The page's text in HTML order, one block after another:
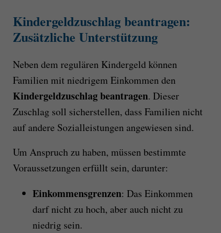
Kindergeldzuschlag beantragen:
Zusätzliche Unterstützung
Neben dem regulären Kindergeld können
Familien mit niedrigem Einkommen den
Kindergeldzuschlag beantragen. Dieser
Zuschlag soll sicherstellen, dass Familien nicht
auf andere Sozialleistungen angewiesen sind.
Um Anspruch zu haben, müssen bestimmte
Voraussetzungen erfüllt sein, darunter:
Einkommensgrenzen: Das Einkommen
darf nicht zu hoch, aber auch nicht zu
niedrig sein.